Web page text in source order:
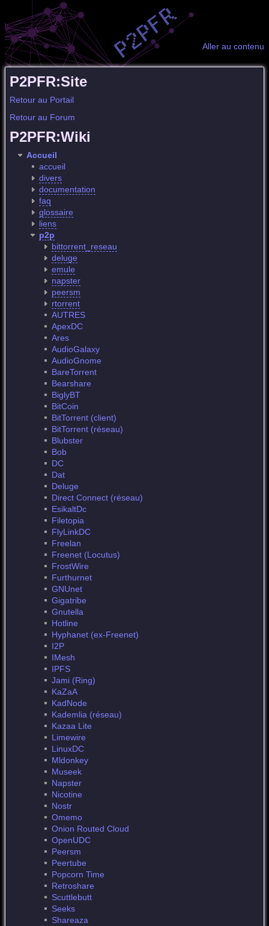
Aller au contenu
P2PFR:Site
Retour au Portail
Retour au Forum
P2PFR:Wiki
Accueil
accueil
divers
documentation
faq
glossaire
liens
p2p
bittorrent_reseau
deluge
emule
napster
peersm
rtorrent
AUTRES
ApexDC
Ares
AudioGalaxy
AudioGnome
BareTorrent
Bearshare
BiglyBT
BitCoin
BitTorrent (client)
BitTorrent (réseau)
Blubster
Bob
DC
Dat
Deluge
Direct Connect (réseau)
EsikaltDc
Filetopia
FlyLinkDC
Freelan
Freenet (Locutus)
FrostWire
Furthurnet
GNUnet
Gigatribe
Gnutella
Hotline
Hyphanet (ex-Freenet)
I2P
IMesh
IPFS
Jami (Ring)
KaZaA
KadNode
Kademlia (réseau)
Kazaa Lite
Limewire
LinuxDC
Mldonkey
Museek
Napster
Nicotine
Nostr
Omemo
Onion Routed Cloud
OpenUDC
Peersm
Peertube
Popcorn Time
Retroshare
Scuttlebutt
Seeks
Shareaza